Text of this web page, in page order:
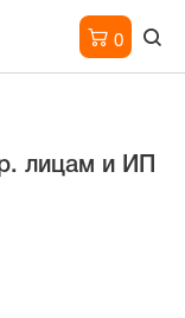
0
лицам и ИП